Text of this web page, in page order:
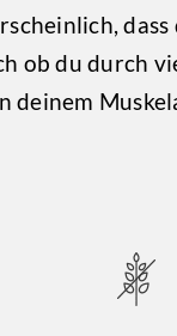
ob du durch
deinem